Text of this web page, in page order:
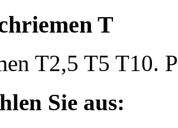
T
T2,5 T5 T10.
Sie aus: